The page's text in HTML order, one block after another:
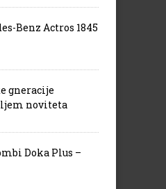
narednih 5 godina uložiti
milijardi dolara
Benz Actros 1845
gneracije
noviteta
Doka Plus –